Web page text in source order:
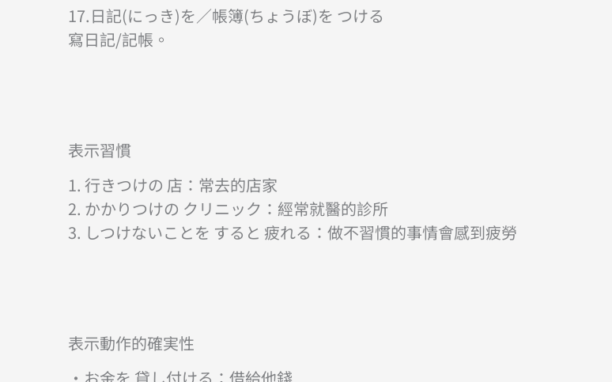
17.日記(にっき)を／帳簿(ちょうぼ)を つける
寫日記/記帳。
表示習慣
1. 行きつけの 店：常去的店家
2. かかりつけの クリニック：經常就醫的診所
3. しつけないことを すると 疲れる：做不習慣的事情會感到疲勞
表示動作的確実性